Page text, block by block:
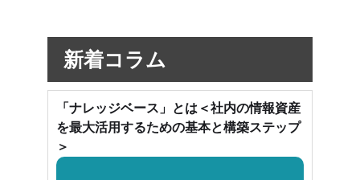
新着コラム
「ナレッジベース」とは＜社内の情報資産
を最大活用するための基本と構築ステップ
＞